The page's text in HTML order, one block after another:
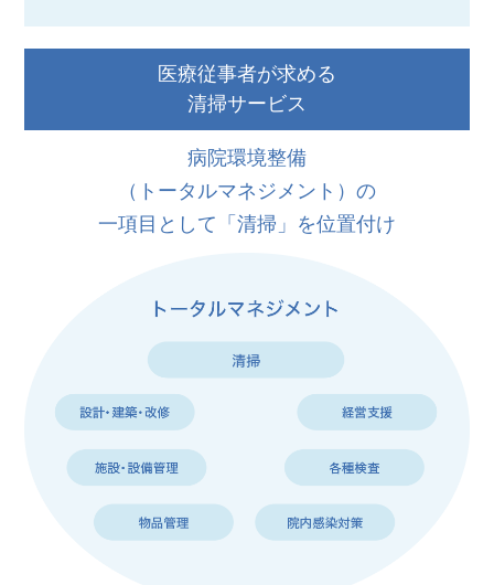
医療従事者が求める
清掃サービス
病院環境整備
（トータルマネジメント）の
一項目として「清掃」を位置付け